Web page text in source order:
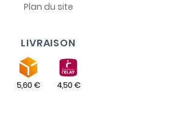
Plan du site
LIVRAISON